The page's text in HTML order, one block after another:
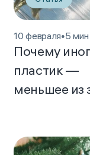
10 февраля•5 мин
Почему
пластик —
меньшее из